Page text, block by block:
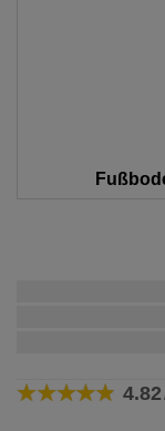
4.82